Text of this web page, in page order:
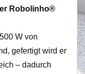
Robolinho®
W von
gefertigt wird er
– dadurch